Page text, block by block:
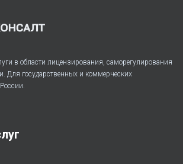
в области лицензирования, саморегулирования
государственных и коммерческих